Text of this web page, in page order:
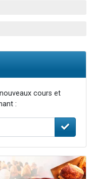
étudier en groupe sur Zoom
cours et
: